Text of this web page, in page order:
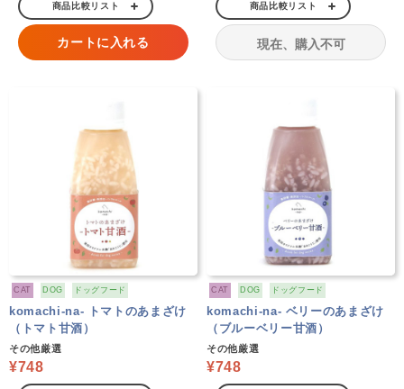
商品比較リスト
カートに入れる
商品比較リスト
現在、購入不可
CAT DOG ドッグフード
komachi-na- トマトのあまざけ
（トマト甘酒）
その他厳選
¥748
CAT DOG ドッグフード
komachi-na- ベリーのあまざけ
（ブルーベリー甘酒）
その他厳選
¥748